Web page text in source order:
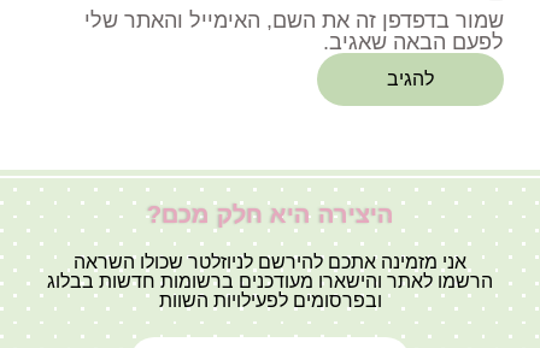
שמור בדפדפן זה את השם, האימייל והאתר שלי
לפעם הבאה שאגיב.
היצירה היא חלק מכם?
אני מזמינה אתכם להירשם לניוזלטר שכולו השראה
הרשמו לאתר והישארו מעודכנים ברשומות חדשות בבלוג
ובפרסומים לפעילויות השוות